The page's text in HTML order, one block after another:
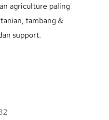
agriculture paling
tambang &
support.